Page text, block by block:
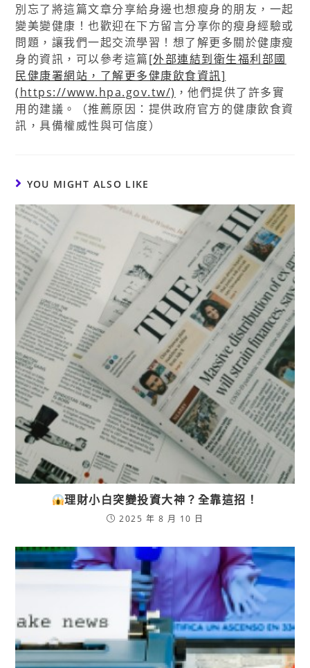
別忘了將這篇文章分享給身邊也想瘦身的朋友，一起
變美變健康！也歡迎在下方留言分享你的瘦身經驗或
問題，讓我們一起交流學習！想了解更多關於健康瘦
身的資訊，可以參考這篇[外部連結到衛生福利部國
民健康署網站，了解更多健康飲食資訊]
(https://www.hpa.gov.tw/) ，他們提供了許多實
用的建議。（推薦原因：提供政府官方的健康飲食資
訊，具備權威性與可信度）
YOU MIGHT ALSO LIKE
理財小白突變投資大神？全靠這招！
2025 年 8 月 10 日